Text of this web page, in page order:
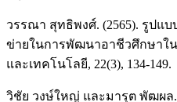
วรรณา สุทธิพงศ์. (2565). รูปแ
ข่ายในการพัฒนาอาชีวศึกษาใ
และเทคโนโลยี, 22(3), 134-149.
วิชัย วงษ์ใหญ่ และมารุต พัฒผล